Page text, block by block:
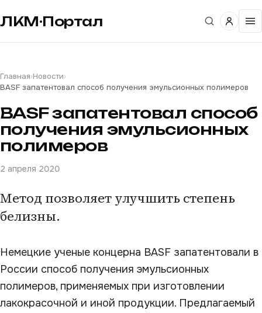
ЛКМ·Портал
Главная›Новости›
BASF запатентовал способ получения эмульсионных полимеров
BASF запатентовал способ
получения эмульсионных
полимеров
2 апреля 2020
Метод позволяет улучшить степень
белизны.
Немецкие ученые концерна BASF запатентовали в
России способ получения эмульсионных
полимеров, применяемых при изготовлении
лакокрасочной и иной продукции. Предлагаемый